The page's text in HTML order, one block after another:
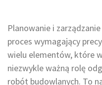
Planowanie i
proces wymagający
wielu elementów, które
niezwykle ważną rolę
robót budowlanych. To